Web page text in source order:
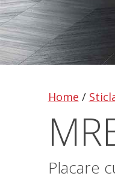
Home /
Placare